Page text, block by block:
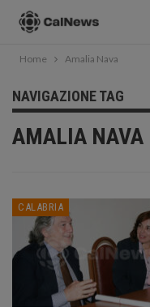
Home Amalia Nava
NAVIGAZIONE TAG
AMALIA NAVA
CALABRIA